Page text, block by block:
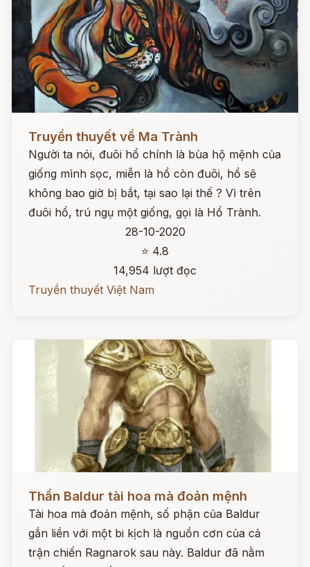
Đọc ngay
Truyền thuyết về Ma Trành
Người ta nói, đuôi hổ chính là bùa hộ mệnh của
giống mình sọc, miễn là hổ còn đuôi, hổ sẽ
không bao giờ bị bắt, tại sao lại thế ? Vì trên
đuôi hổ, trú ngụ một giống, gọi là Hổ Trành.
28-10-2020
⭐ 4.8
14,954 lượt đọc
Truyền thuyết Việt Nam
Đọc ngay
Thần Baldur tài hoa mà đoản mệnh
Tài hoa mà đoản mệnh, số phận của Baldur
gắn liền với một bi kịch là nguồn cơn của cả
trận chiến Ragnarok sau này. Baldur đã nằm